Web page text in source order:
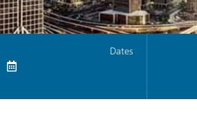
Dates